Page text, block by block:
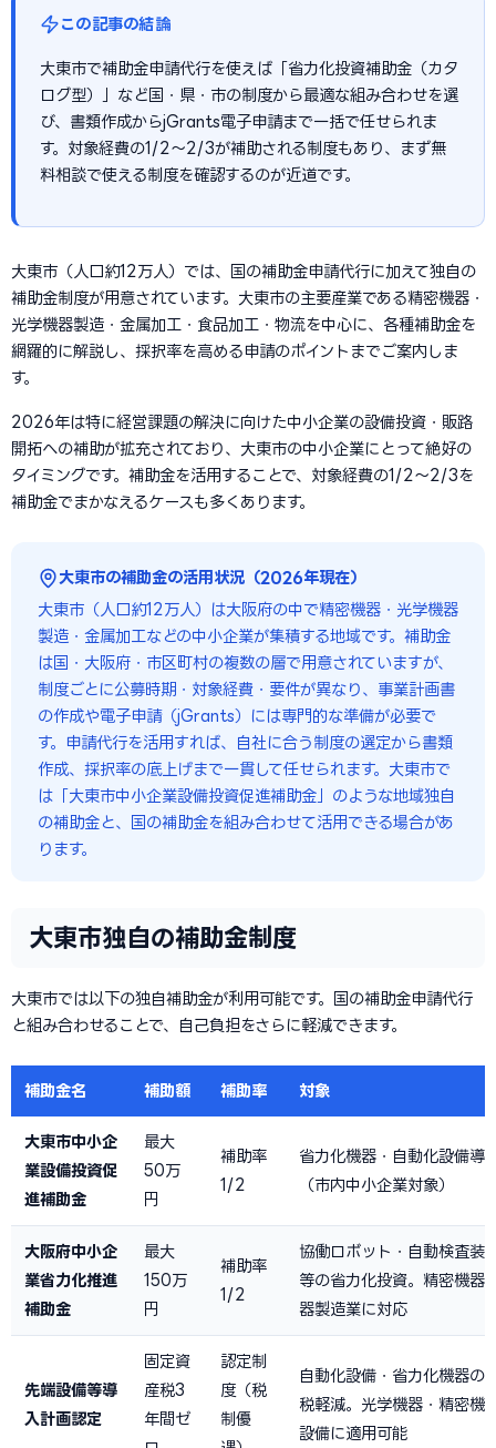
この記事の結論
大東市で補助金申請代行を使えば「省力化投資補助金（カタ
ログ型）」など国・県・市の制度から最適な組み合わせを選
び、書類作成からjGrants電子申請まで一括で任せられま
す。対象経費の1/2〜2/3が補助される制度もあり、まず無
料相談で使える制度を確認するのが近道です。
大東市（人口約12万人）では、国の補助金申請代行に加えて独自の
補助金制度が用意されています。大東市の主要産業である精密機器・
光学機器製造・金属加工・食品加工・物流を中心に、各種補助金を
網羅的に解説し、採択率を高める申請のポイントまでご案内しま
す。
2026年は特に経営課題の解決に向けた中小企業の設備投資・販路
開拓への補助が拡充されており、大東市の中小企業にとって絶好の
タイミングです。補助金を活用することで、対象経費の1/2〜2/3を
補助金でまかなえるケースも多くあります。
大東市の補助金の活用状況（2026年現在）
大東市（人口約12万人）は大阪府の中で精密機器・光学機器
製造・金属加工などの中小企業が集積する地域です。補助金
は国・大阪府・市区町村の複数の層で用意されていますが、
制度ごとに公募時期・対象経費・要件が異なり、事業計画書
の作成や電子申請（jGrants）には専門的な準備が必要で
す。申請代行を活用すれば、自社に合う制度の選定から書類
作成、採択率の底上げまで一貫して任せられます。大東市で
は「大東市中小企業設備投資促進補助金」のような地域独自
の補助金と、国の補助金を組み合わせて活用できる場合があ
ります。
大東市独自の補助金制度
大東市では以下の独自補助金が利用可能です。国の補助金申請代行
と組み合わせることで、自己負担をさらに軽減できます。
補助金名 補助額 補助率 対象
大東市中小企
業設備投資促
進補助金
最大
50万
円
補助率
1/2
省力化機器・自動化設備導
（市内中小企業対象）
大阪府中小企
業省力化推進
補助金
最大
150万
円
補助率
1/2
協働ロボット・自動検査装
等の省力化投資。精密機器
器製造業に対応
先端設備等導
入計画認定
固定資
産税3
年間ゼ
認定制
度（税
制優
自動化設備・省力化機器の
税軽減。光学機器・精密機
設備に適用可能